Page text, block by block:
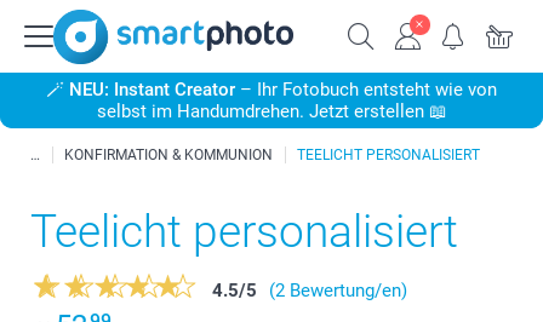
🪄 NEU: Instant Creator – Ihr Fotobuch entsteht wie von
selbst im Handumdrehen. Jetzt erstellen 📖
KONFIRMATION & KOMMUNION TEELICHT PERSONALISIERT
Teelicht personalisiert
4.5/5
(2 Bewertung/en)